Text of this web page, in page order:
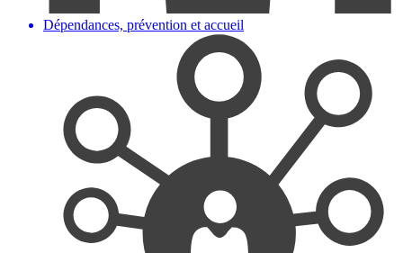
Dépendances, prévention et accueil